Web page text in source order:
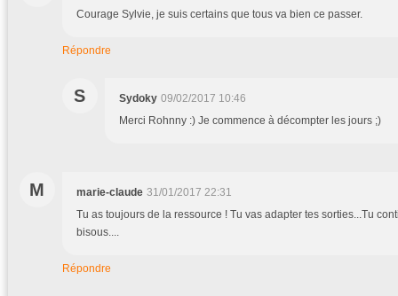
Courage Sylvie, je suis certains que tous va bien ce passer.
Répondre
S Sydoky 09/02/2017 10:46
Merci Rohnny :) Je commence à décompter les jours ;)
M marie-claude 31/01/2017 22:31
Tu as toujours de la ressource ! Tu vas adapter tes sorties...Tu
bisous....
Répondre